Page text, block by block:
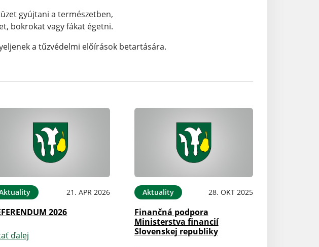
gyújtani a természetben,
bokrokat vagy fákat égetni.
a tűzvédelmi előírások betartására.
21. APR 2026
2026
ďalej
Aktuality 28. OKT 2025
Finančná podpora
Ministerstva financií
Slovenskej republiky